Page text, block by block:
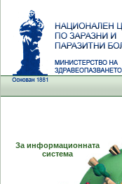
За информационната
система